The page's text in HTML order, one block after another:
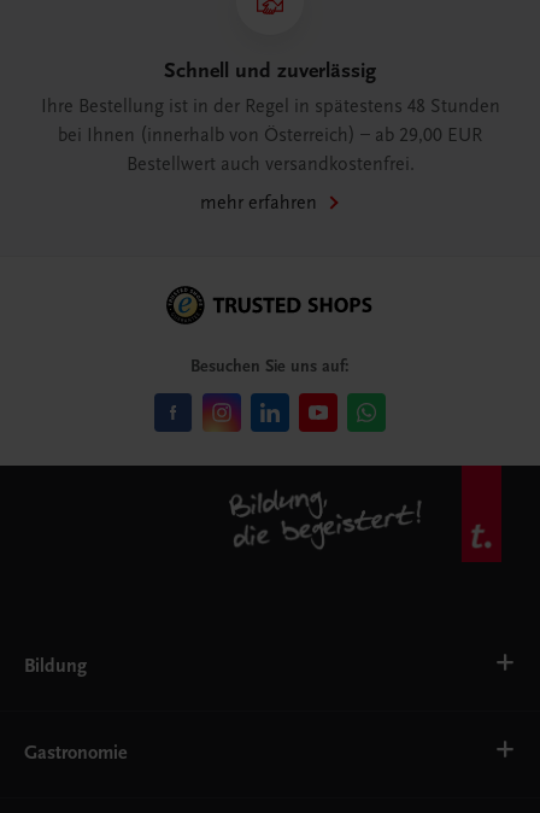
Schnell und zuverlässig
Ihre Bestellung ist in der Regel in spätestens 48 Stunden
bei Ihnen (innerhalb von Österreich) – ab 29,00 EUR
Bestellwert auch versandkostenfrei.
mehr erfahren
Besuchen Sie uns auf:
Bildung
AHS
Gastronomie